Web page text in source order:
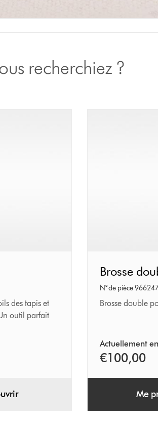
recherchiez ?
des tapis et
outil parfait
Brosse
double
position
Brosse
N° de pièce
Brosse double
Actuellement
€100,00
Me